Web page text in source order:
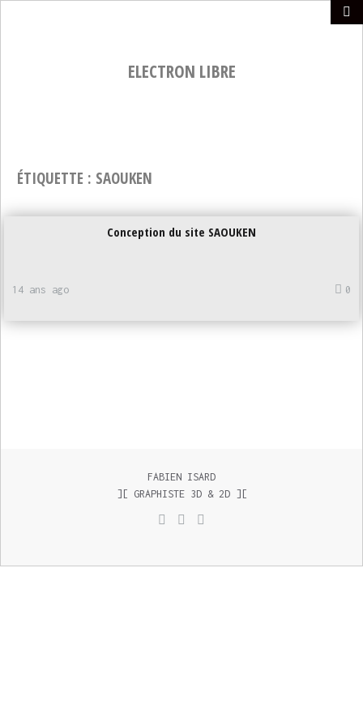
ELECTRON LIBRE
ÉTIQUETTE : SAOUKEN
Conception du site SAOUKEN
0
14 ans ago
FABIEN ISARD
][ GRAPHISTE 3D & 2D ][